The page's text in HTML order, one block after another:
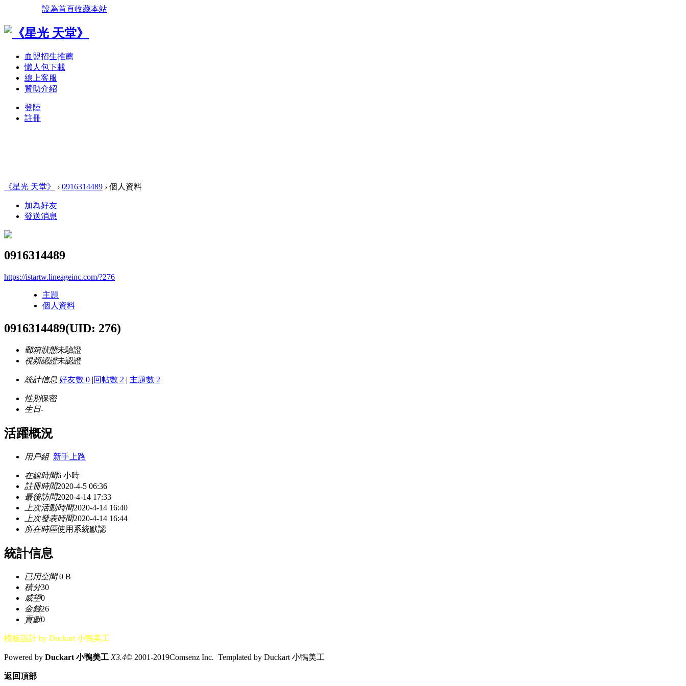
設為首頁收藏本站
血盟招生推薦
懶人包下載
線上客服
贊助介紹
登陸
註冊
《星光 天堂》 › 0916314489 › 個人資料
加為好友
發送消息
0916314489
https://istartw.lineageinc.com/?276
主題
個人資料
0916314489(UID: 276)
郵箱狀態未驗證
視頻認證未認證
統計信息 好友數 0 |回帖數 2 | 主題數 2
性別保密
生日-
活躍概況
用戶組 新手上路
在線時間6 小時
註冊時間2020-4-5 06:36
最後訪問2020-4-14 17:33
上次活動時間2020-4-14 16:40
上次發表時間2020-4-14 16:44
所在時區使用系統默認
統計信息
已用空間0 B
積分30
威望0
金錢26
貢獻0
模板設計 by Duckart 小鴨美工
Powered by Duckart 小鴨美工 X3.4© 2001-2019Comsenz Inc. Templated by Duckart 小鴨美工
返回頂部